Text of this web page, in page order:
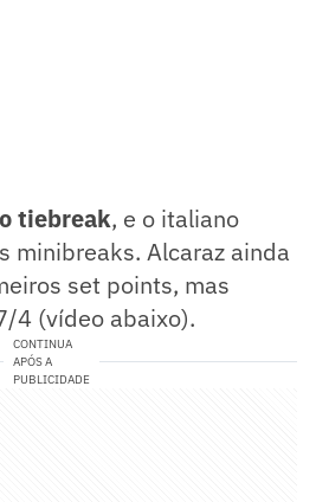
tiebreak, e o italiano
minibreaks. Alcaraz ainda
set points, mas
4 (vídeo abaixo).
CONTINUA
APÓS A
PUBLICIDADE